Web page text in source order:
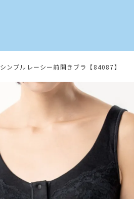
シンプルレーシー前開きブラ【84087】